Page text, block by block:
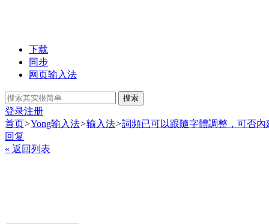
下载
同步
网页输入法
搜索
登录注册
首页>Yong输入法>输入法>詞頻已可以跟隨字體調整，可否
回复
« 返回列表